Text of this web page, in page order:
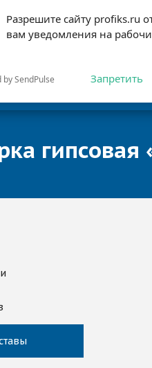
Разрешите сайту profiks.ru
вам уведомления на
by SendPulse Запретить
Завод по
строительных
гипсовая